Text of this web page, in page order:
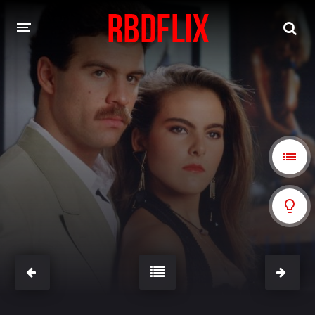
HOME
Rebelde: En Español Rebelde: Dublado
FILMES
Christian Chávez Christopher Von Uckermann